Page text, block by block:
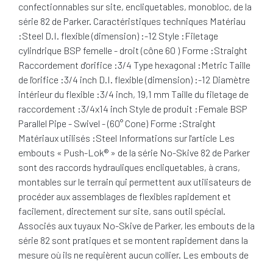
confectionnables sur site, encliquetables, monobloc, de la
série 82 de Parker. Caractéristiques techniques Matériau
:Steel D.I. flexible (dimension) :-12 Style :Filetage
cylindrique BSP femelle - droit (cône 60 ) Forme :Straight
Raccordement d'orifice :3/4 Type hexagonal :Metric Taille
de l'orifice :3/4 inch D.I. flexible (dimension) :-12 Diamètre
intérieur du flexible :3/4 inch, 19,1 mm Taille du filetage de
raccordement :3/4x14 inch Style de produit :Female BSP
Parallel Pipe - Swivel - (60° Cone) Forme :Straight
Matériaux utilisés :Steel Informations sur l'article Les
embouts « Push-Lok® » de la série No-Skive 82 de Parker
sont des raccords hydrauliques encliquetables, à crans,
montables sur le terrain qui permettent aux utilisateurs de
procéder aux assemblages de flexibles rapidement et
facilement, directement sur site, sans outil spécial.
Associés aux tuyaux No-Skive de Parker, les embouts de la
série 82 sont pratiques et se montent rapidement dans la
mesure où ils ne requièrent aucun collier. Les embouts de